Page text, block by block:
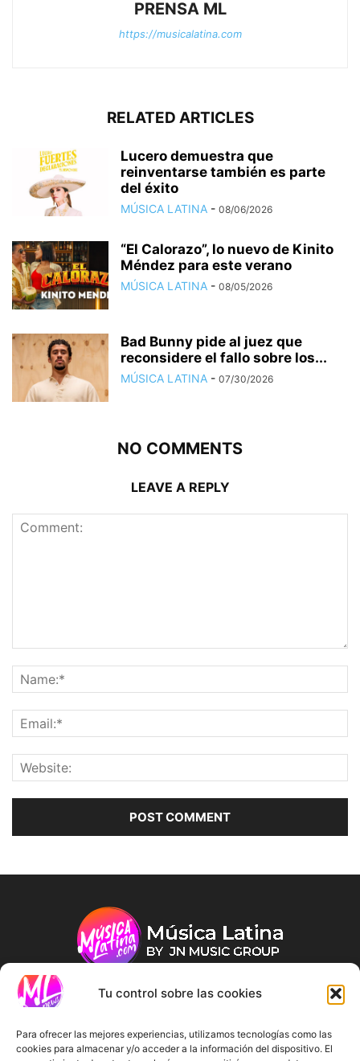
Tu control sobre las cookies
Para ofrecer las mejores experiencias, utilizamos tecnologías como las
cookies para almacenar y/o acceder a la información del dispositivo. El
PRENSA ML
https://musicalatina.com
RELATED ARTICLES
Lucero demuestra que
reinventarse también es parte
del éxito
MÚSICA LATINA - 08/06/2026
“El Calorazo”, lo nuevo de Kinito
Méndez para este verano
MÚSICA LATINA - 08/05/2026
Bad Bunny pide al juez que
reconsidere el fallo sobre los...
MÚSICA LATINA - 07/30/2026
NO COMMENTS
LEAVE A REPLY